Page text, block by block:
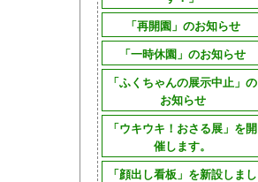
「再開園」のお知らせ
「一時休園」のお知らせ
「ふくちゃんの展示中止」の
お知らせ
「ウキウキ！おさる展」を開
催します。
「顔出し看板」を新設しまし